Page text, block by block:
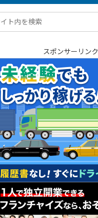
スポンサーリンク